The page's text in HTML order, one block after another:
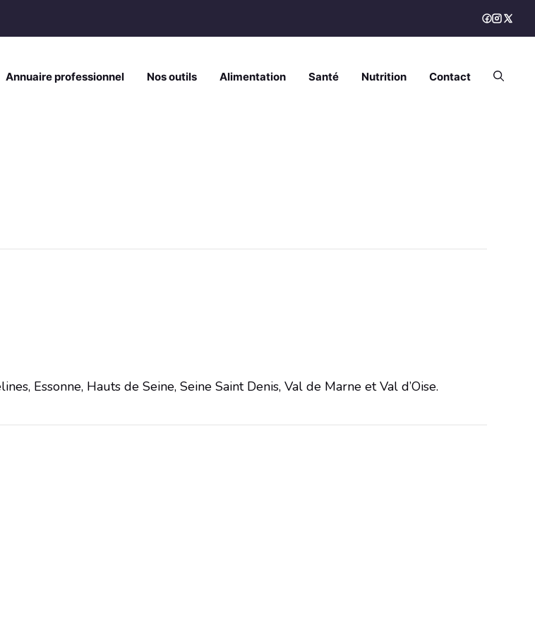
Annuaire professionnel Nos outils Alimentation Santé Nutrition Contact
Essonne, Hauts de Seine, Seine Saint Denis, Val de Marne et Val d’Oise.